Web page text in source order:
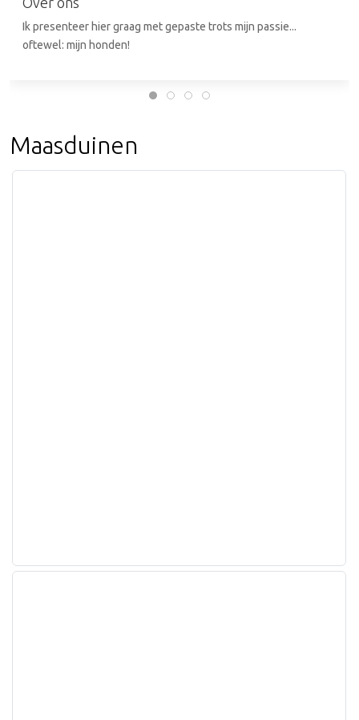
Ik presenteer hier graag met gepaste trots mijn passie...
oftewel: mijn honden!
Maasduinen